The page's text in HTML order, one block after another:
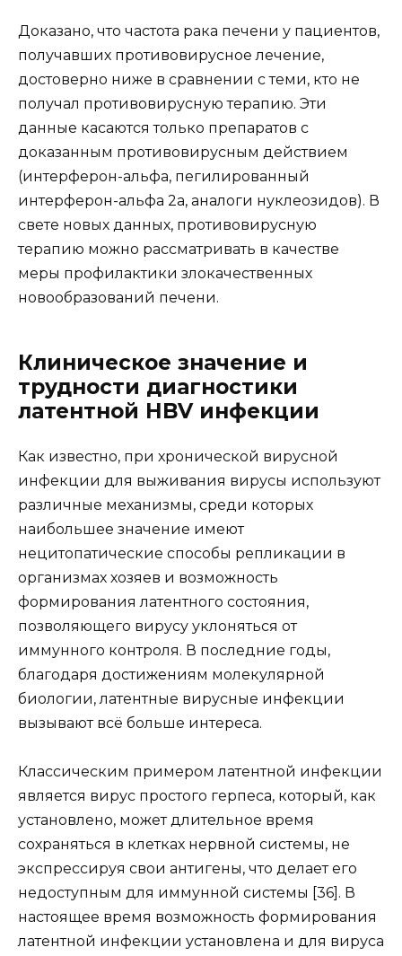
Доказано, что частота рака печени у пациентов,
получавших противовирусное лечение,
достоверно ниже в сравнении с теми, кто не
получал противовирусную терапию. Эти
данные касаются только препаратов с
доказанным противовирусным действием
(интерферон-альфа, пегилированный
интерферон-альфа 2а, аналоги нуклеозидов). В
свете новых данных, противовирусную
терапию можно рассматривать в качестве
меры профилактики злокачественных
новообразований печени.
Клиническое значение и
трудности диагностики
латентной HBV инфекции
Как известно, при хронической вирусной
инфекции для выживания вирусы используют
различные механизмы, среди которых
наибольшее значение имеют
нецитопатические способы репликации в
организмах хозяев и возможность
формирования латентного состояния,
позволяющего вирусу уклоняться от
иммунного контроля. В последние годы,
благодаря достижениям молекулярной
биологии, латентные вирусные инфекции
вызывают всё больше интереса.
Классическим примером латентной инфекции
является вирус простого герпеса, который, как
установлено, может длительное время
сохраняться в клетках нервной системы, не
экспрессируя свои антигены, что делает его
недоступным для иммунной системы [36]. В
настоящее время возможность формирования
латентной инфекции установлена и для вируса